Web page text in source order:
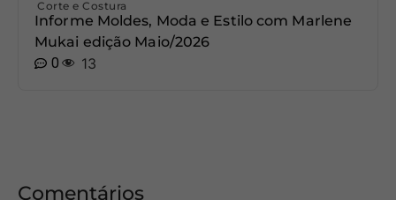
Corte e Costura
Informe Moldes, Moda e Estilo com Marlene
Mukai edição Maio/2026
0
13
Comentários